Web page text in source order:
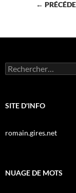
Navigation
articles
←
Rechercher :
SITE D'INFO
romain.gires.net
NUAGE DE MOTS